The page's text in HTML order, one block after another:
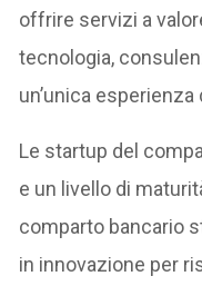
offrire servizi a
tecnologia,
un’unica esperienza
Le startup del
e un livello di
comparto bancario
in innovazione per